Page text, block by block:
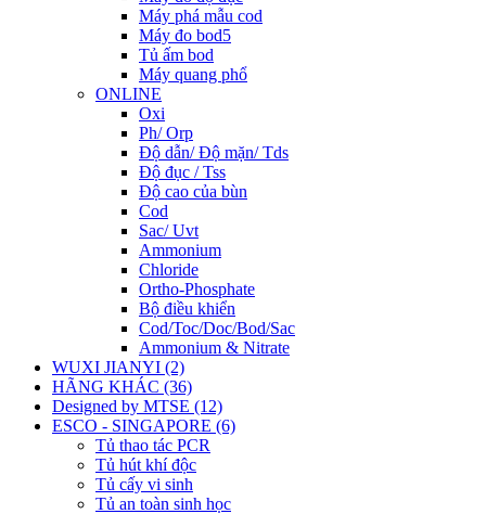
Máy phá mẫu cod
Máy đo bod5
Tủ ấm bod
Máy quang phổ
ONLINE
Oxi
Ph/ Orp
Độ dẫn/ Độ mặn/ Tds
Độ đục / Tss
Độ cao của bùn
Cod
Sac/ Uvt
Ammonium
Chloride
Ortho-Phosphate
Bộ điều khiển
Cod/Toc/Doc/Bod/Sac
Ammonium & Nitrate
WUXI JIANYI (2)
HÃNG KHÁC (36)
Designed by MTSE (12)
ESCO - SINGAPORE (6)
Tủ thao tác PCR
Tủ hút khí độc
Tủ cấy vi sinh
Tủ an toàn sinh học